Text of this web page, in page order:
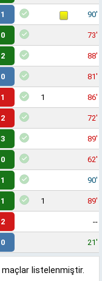
90'
73'
88'
81'
1 86'
72'
89'
62'
90'
1 89'
--
21'
listelenmiştir.